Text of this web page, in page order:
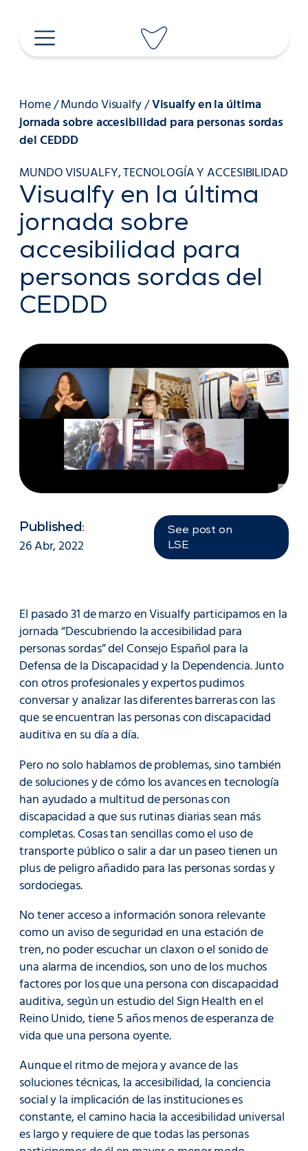
contenido
Home/Mundo Visualfy/Visualfy en la última
jornada sobre accesibilidad para personas sordas
del CEDDD
MUNDO VISUALFY,TECNOLOGÍA Y ACCESIBILIDAD
Visualfy en la última
jornada sobre
accesibilidad para
personas sordas del
CEDDD
Published:
26 Abr, 2022
See post on
LSE
El pasado 31 de marzo en Visualfy participamos en la
jornada “Descubriendo la accesibilidad para
personas sordas” del Consejo Español para la
Defensa de la Discapacidad y la Dependencia. Junto
con otros profesionales y expertos pudimos
conversar y analizar las diferentes barreras con las
que se encuentran las personas con discapacidad
auditiva en su día a día.
Pero no solo hablamos de problemas, sino también
de soluciones y de cómo los avances en tecnología
han ayudado a multitud de personas con
discapacidad a que sus rutinas diarias sean más
completas. Cosas tan sencillas como el uso de
transporte público o salir a dar un paseo tienen un
plus de peligro añadido para las personas sordas y
sordociegas.
No tener acceso a información sonora relevante
como un aviso de seguridad en una estación de
tren, no poder escuchar un claxon o el sonido de
una alarma de incendios, son uno de los muchos
factores por los que una persona con discapacidad
auditiva, según un estudio del Sign Health en el
Reino Unido, tiene 5 años menos de esperanza de
vida que una persona oyente.
Aunque el ritmo de mejora y avance de las
soluciones técnicas, la accesibilidad, la conciencia
social y la implicación de las instituciones es
constante, el camino hacia la accesibilidad universal
es largo y requiere de que todas las personas